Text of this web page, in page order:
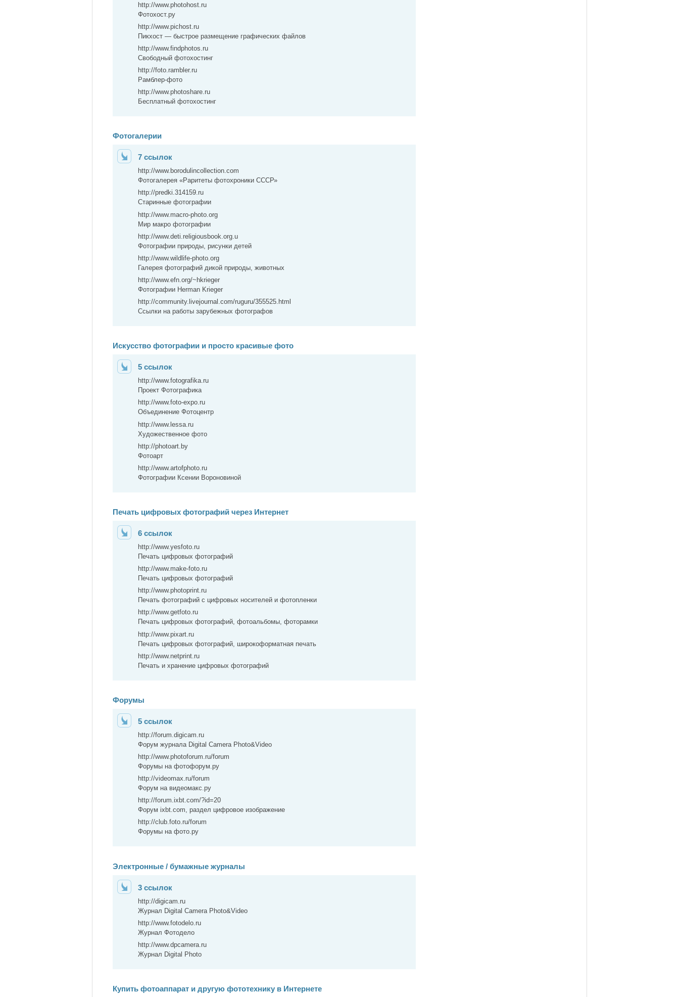
http://www.photohost.ru
Фотохост.ру
http://www.pichost.ru
Пикхост — быстрое размещение графических файлов
http://www.findphotos.ru
Свободный фотохостинг
http://foto.rambler.ru
Рамблер-фото
http://www.photoshare.ru
Бесплатный фотохостинг
Фотогалерии
7 ссылок
http://www.borodulincollection.com
Фотогалерея «Раритеты фотохроники СССР»
http://predki.314159.ru
Старинные фотографии
http://www.macro-photo.org
Мир макро фотографии
http://www.deti.religiousbook.org.u
Фотографии природы, рисунки детей
http://www.wildlife-photo.org
Галерея фотографий дикой природы, животных
http://www.efn.org/~hkrieger
Фотографии Herman Krieger
http://community.livejournal.com/ruguru/355525.html
Ссылки на работы зарубежных фотографов
Искусство фотографии и просто красивые фото
5 ссылок
http://www.fotografika.ru
Проект Фотографика
http://www.foto-expo.ru
Объединение Фотоцентр
http://www.lessa.ru
Художественное фото
http://photoart.by
Фотоарт
http://www.artofphoto.ru
Фотографии Ксении Вороновиной
Печать цифровых фотографий через Интернет
6 ссылок
http://www.yesfoto.ru
Печать цифровых фотографий
http://www.make-foto.ru
Печать цифровых фотографий
http://www.photoprint.ru
Печать фотографий с цифровых носителей и фотопленки
http://www.getfoto.ru
Печать цифровых фотографий, фотоальбомы, фоторамки
http://www.pixart.ru
Печать цифровых фотографий, широкоформатная печать
http://www.netprint.ru
Печать и хранение цифровых фотографий
Форумы
5 ссылок
http://forum.digicam.ru
Форум журнала Digital Camera Photo&Video
http://www.photoforum.ru/forum
Форумы на фотофорум.ру
http://videomax.ru/forum
Форум на видеомакс.ру
http://forum.ixbt.com/?id=20
Форум ixbt.com, раздел цифровое изображение
http://club.foto.ru/forum
Форумы на фото.ру
Электронные / бумажные журналы
3 ссылок
http://digicam.ru
Журнал Digital Camera Photo&Video
http://www.fotodelo.ru
Журнал Фотодело
http://www.dpcamera.ru
Журнал Digital Photo
Купить фотоаппарат и другую фототехнику в Интернете